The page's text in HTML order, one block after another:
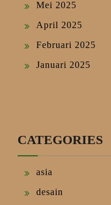
Mei 2025
April 2025
Februari 2025
Januari 2025
CATEGORIES
asia
desain